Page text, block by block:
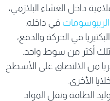
داخل الغشاء البلازمي،
الريبوسومات في داخله.
في الحركة والدفع،
أكثر من سوط واحد.
من الالتصاق على الأسطح
الأخرى.
الطاقة ونقل المواد